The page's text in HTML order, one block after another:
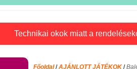
Technikai okok miatt a
Főoldal/AJÁNLOTT JÁTÉKOK /